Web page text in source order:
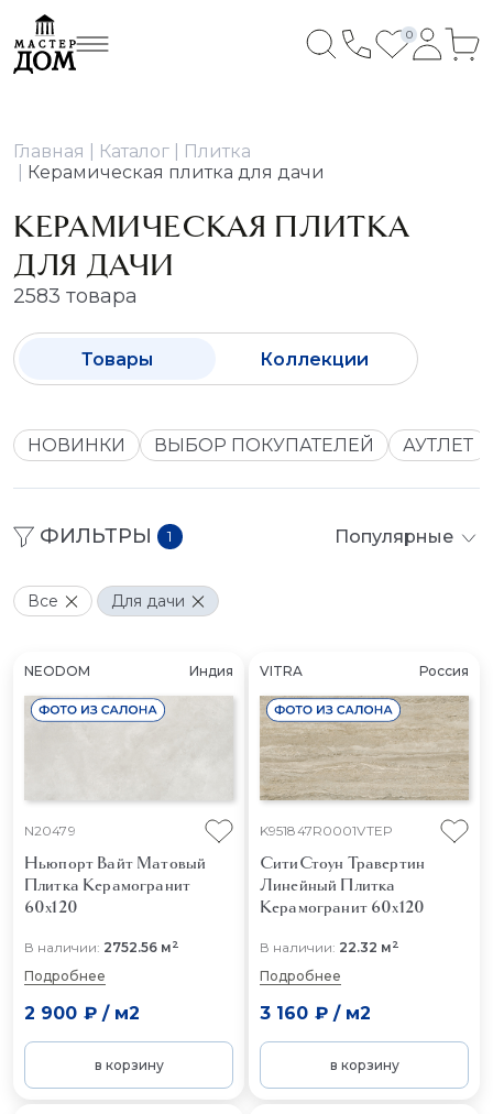
0
Главная Каталог
Плитка
Керамическая плитка для дачи
КЕРАМИЧЕСКАЯ ПЛИТКА
ДЛЯ ДАЧИ
2583 товара
Товары Коллекции
НОВИНКИ ВЫБОР ПОКУПАТЕЛЕЙ АУТЛЕТ
ФИЛЬТРЫ 1 Популярные
Все Для дачи
NEODOM Индия
N20479
Ньюпорт Вайт Матовый
Плитка Керамогранит
60x120
В наличии: 2752.56 м2
Подробнее
2 900 ₽/ м2
в корзину
VITRA Россия
K951847R0001VTEP
СитиСтоун Травертин
Линейный Плитка
Керамогранит 60x120
В наличии: 22.32 м2
Подробнее
3 160 ₽/ м2
в корзину